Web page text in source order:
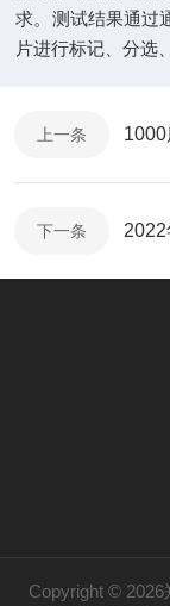
求。测试结果通过
片进行标记、分选
上一条
下一条
Copyright ©